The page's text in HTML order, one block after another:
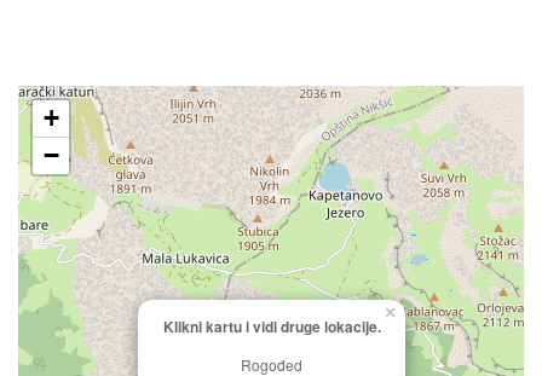
Klikni kartu i vidi druge lokacije.
Rogođed
×
+
−